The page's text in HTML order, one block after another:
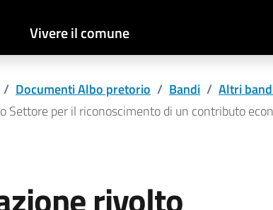
Vivere il comune
/ Documenti Albo pretorio / Bandi / Altri
Settore per il riconoscimento di un contributo